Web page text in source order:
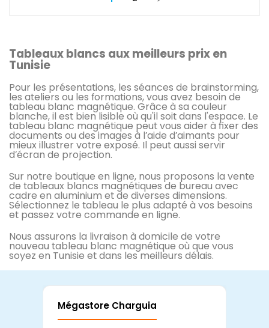
Tableaux blancs aux meilleurs prix en
Tunisie
Pour les présentations, les séances de brainstorming,
les ateliers ou les formations, vous avez besoin de
tableau blanc magnétique. Grâce à sa couleur
blanche, il est bien lisible où qu'il soit dans l'espace. Le
tableau blanc magnétique peut vous aider à fixer des
documents ou des images à l’aide d’aimants pour
mieux illustrer votre exposé. Il peut aussi servir
d’écran de projection.
Sur notre boutique en ligne, nous proposons la vente
de tableaux blancs magnétiques de bureau avec
cadre en aluminium et de diverses dimensions.
Sélectionnez le tableau le plus adapté à vos besoins
et passez votre commande en ligne.
Nous assurons la livraison à domicile de votre
nouveau tableau blanc magnétique où que vous
soyez en Tunisie et dans les meilleurs délais.
Mégastore Charguia